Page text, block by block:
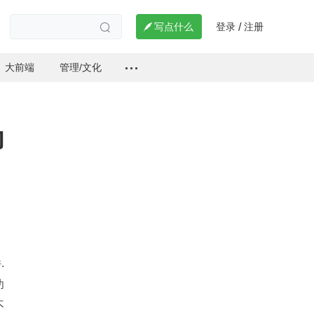
  写点什么 登录 / 注册
大前端 管理/文化